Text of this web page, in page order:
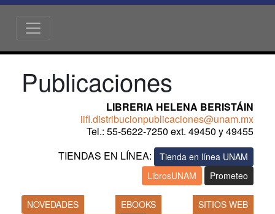
Publicaciones
LIBRERIA HELENA BERISTÁIN
iifl.distribucionpublicaciones@unam.mx
Tel.: 55-5622-7250 ext. 49450 y 49455
TIENDAS EN LÍNEA:
Tienda en línea UNAM
LibrosUNAM
Prometeo
NOVEDADES EBOOKS
SITIOS WEB